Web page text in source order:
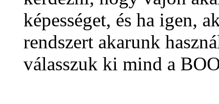
képességet, és ha igen,
rendszert akarunk
válasszuk ki mind a